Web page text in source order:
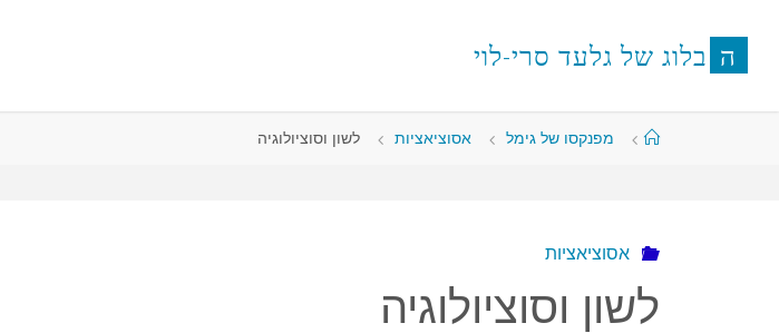
ה בלוג של גלעד סרי-לוי
עמודמפנקסו של גימל אסוציאציות לשון וסוציולוגיה
אסוציאציות
לשון וסוציולוגיה